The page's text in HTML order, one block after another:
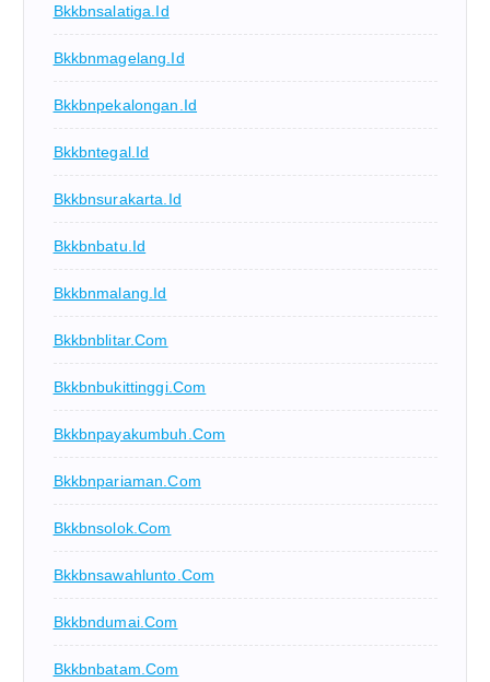
Bkkbnsalatiga.id
Bkkbnmagelang.id
Bkkbnpekalongan.id
Bkkbntegal.id
Bkkbnsurakarta.id
Bkkbnbatu.id
Bkkbnmalang.id
Bkkbnblitar.com
Bkkbnbukittinggi.com
Bkkbnpayakumbuh.com
Bkkbnpariaman.com
Bkkbnsolok.com
Bkkbnsawahlunto.com
Bkkbndumai.com
Bkkbnbatam.com